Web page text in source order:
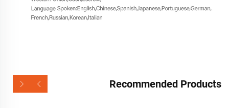
Recommended Products